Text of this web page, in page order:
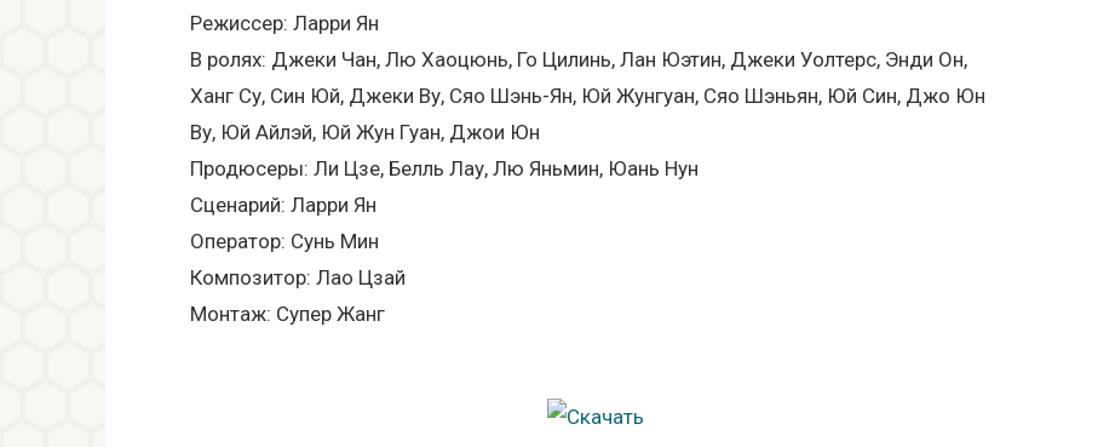
Режиссер: Ларри Ян
В ролях: Джеки Чан, Лю Хаоцюнь, Го Цилинь, Лан Юэтин, Джеки Уолтерс, Энди Он,
Ханг Су, Син Юй, Джеки Ву, Сяо Шэнь-Ян, Юй Жунгуан, Сяо Шэньян, Юй Син, Джо Юн
Ву, Юй Айлэй, Юй Жун Гуан, Джои Юн
Продюсеры: Ли Цзе, Белль Лау, Лю Яньмин, Юань Нун
Сценарий: Ларри Ян
Оператор: Сунь Мин
Композитор: Лао Цзай
Монтаж: Супер Жанг